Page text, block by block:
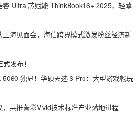
睿 Ultra 芯赋能 ThinkBook16+ 2025，轻薄
上海见面会，海信跨界模式激发粉丝经济新
发布！
独显！华硕天选 6 Pro：大型游戏畅玩
，共推菁彩Vivid技术标准产业落地进程